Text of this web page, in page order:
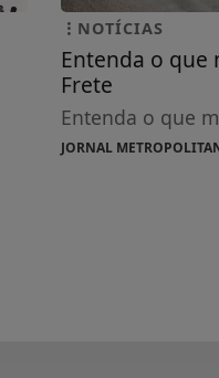
NOTÍCIAS
Entenda o que
Frete
Entenda o que
JORNAL